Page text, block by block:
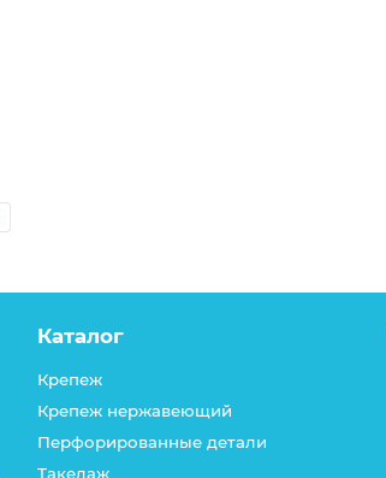
Каталог
Крепеж
Крепеж нержавеющий
Перфорированные детали
Такелаж